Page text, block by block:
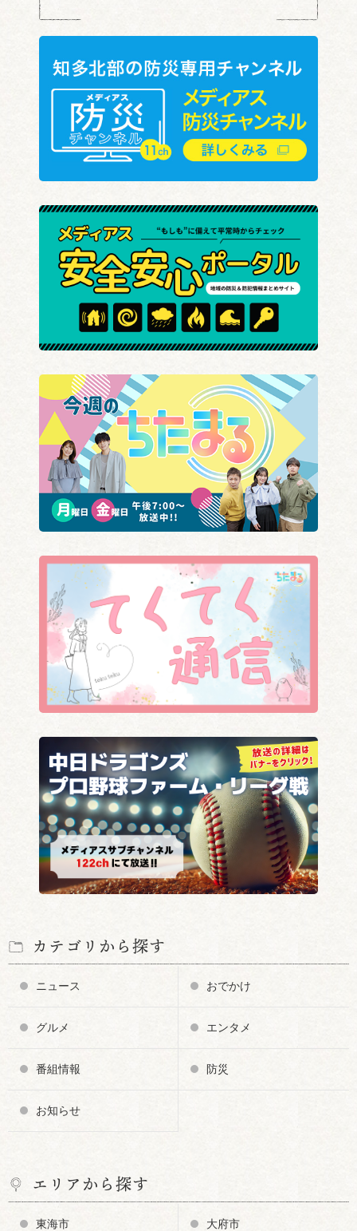
カテゴリから探す
ニュース おでかけ
グルメ エンタメ
番組情報 防災
お知らせ
エリアから探す
東海市 大府市